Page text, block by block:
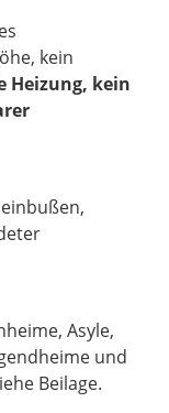
kein
Heizung, kein
Asyle,
und
Beilage.